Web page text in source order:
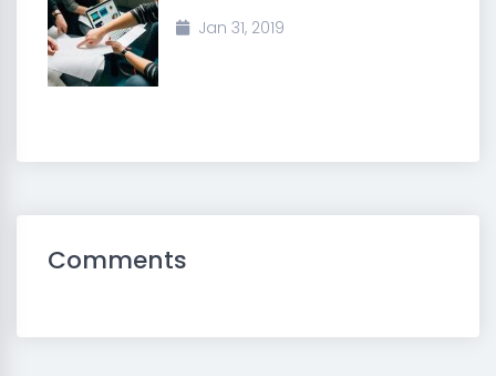
Jan 31, 2019
Comments